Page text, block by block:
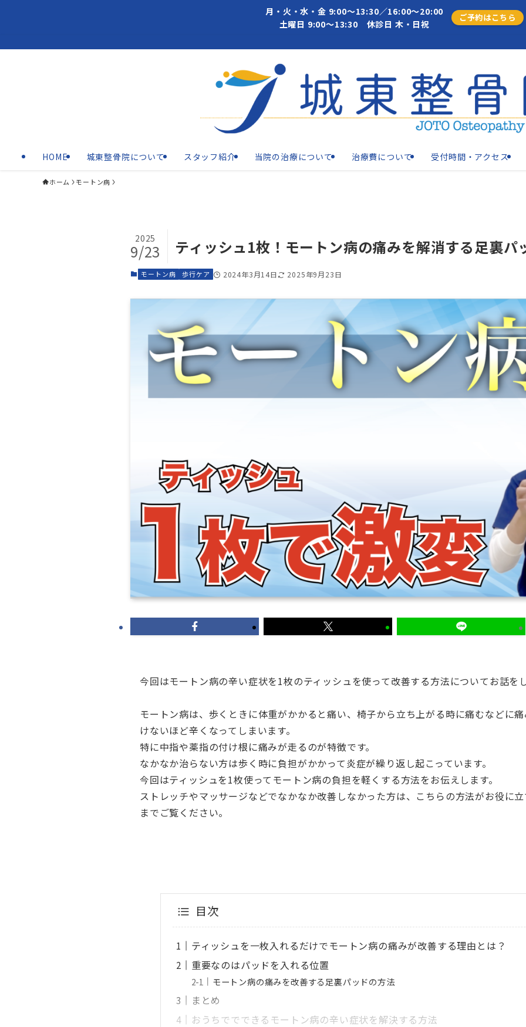
月・火・水・金 9:00～13:30／16:00～20:00
土曜日 9:00～13:30 休診日 木・日祝
ご予約はこちら
HOME 城東整骨院について スタッフ紹介 当院の治療について 治療費について 受付時間・アクセス
ホーム モートン病
ティッシュ1枚！モートン病の痛みを解消する足裏パ
2025
9/23
モートン病 歩行ケア 2024年3月14日 2025年9月23日
今回はモートン病の辛い症状を1枚のティッシュを使って改善する方法についてお話を
モートン病は、歩くときに体重がかかると痛い、椅子から立ち上がる時に痛むなどに
けないほど辛くなってしまいます。
特に中指や薬指の付け根に痛みが走るのが特徴です。
なかなか治らない方は歩く時に負担がかかって炎症が繰り返し起こっています。
今回はティッシュを1枚使ってモートン病の負担を軽くする方法をお伝えします。
ストレッチやマッサージなどでなかなか改善しなかった方は、こちらの方法がお役に
までご覧ください。
目次
ティッシュを一枚入れるだけでモートン病の痛みが改善する理由とは？
重要なのはパッドを入れる位置
モートン病の痛みを改善する足裏パッドの方法
まとめ
おうちででできるモートン病の辛い症状を解決する方法